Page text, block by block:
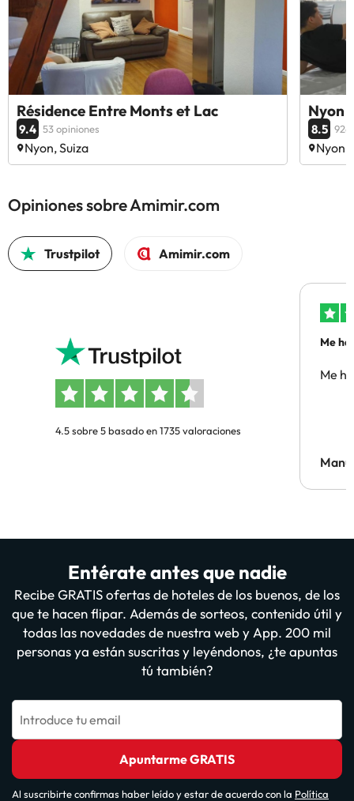
Résidence Entre Monts et Lac
9.4 53 opiniones
Nyon, Suiza
Nyon
8.5 926
Nyon,
Opiniones sobre Amimir.com
Trustpilot Amimir.com
4.5 sobre 5 basado en 1735 valoraciones
Me
Me
Entérate antes que nadie
Recibe GRATIS ofertas de hoteles de los buenos, de los
que te hacen flipar. Además de sorteos, contenido útil y
todas las novedades de nuestra web y App. 200 mil
personas ya están suscritas y leyéndonos, ¿te apuntas
tú también?
Introduce tu email
Apuntarme GRATIS
Al suscribirte confirmas haber leído y estar de acuerdo con la Política